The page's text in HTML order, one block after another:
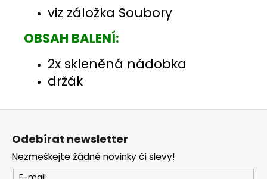
viz záložka Soubory
OBSAH BALENÍ:
2x skleněná nádobka
držák
Z
Odebírat newsletter
Nezmeškejte žádné novinky či slevy!